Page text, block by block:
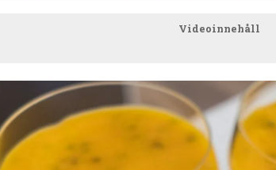
Videoinnehåll